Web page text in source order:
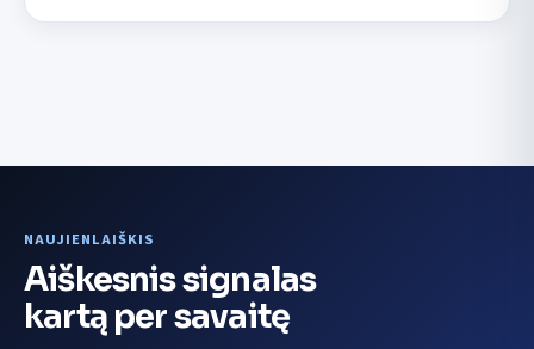
NAUJIENLAIŠKIS
Aiškesnis signalas
kartą per savaitę